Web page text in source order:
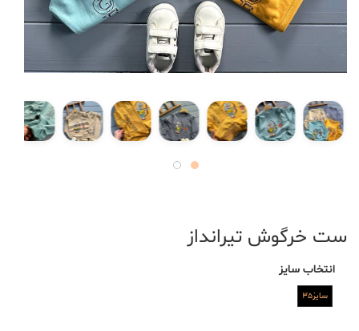
ست خرگوش تیرانداز
انتخاب سایز
سایز۳۵